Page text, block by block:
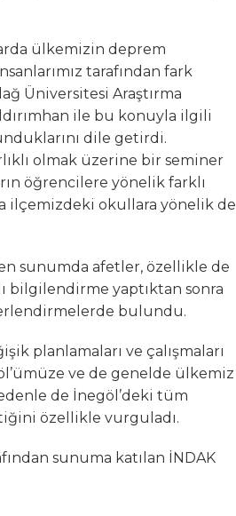
ülkemizin deprem
tarafından fark
Üniversitesi Araştırma
ile bu konuyla ilgili
dile getirdi.
olmak üzerine bir seminer
öğrencilere yönelik farklı
ilçemizdeki okullara yönelik de
sunumda afetler, özellikle de
bilgilendirme yaptıktan sonra
bulundu.
planlamaları ve çalışmaları
ve de genelde ülkemiz
de İnegöl’deki tüm
özellikle vurguladı.
sunuma katılan İNDAK